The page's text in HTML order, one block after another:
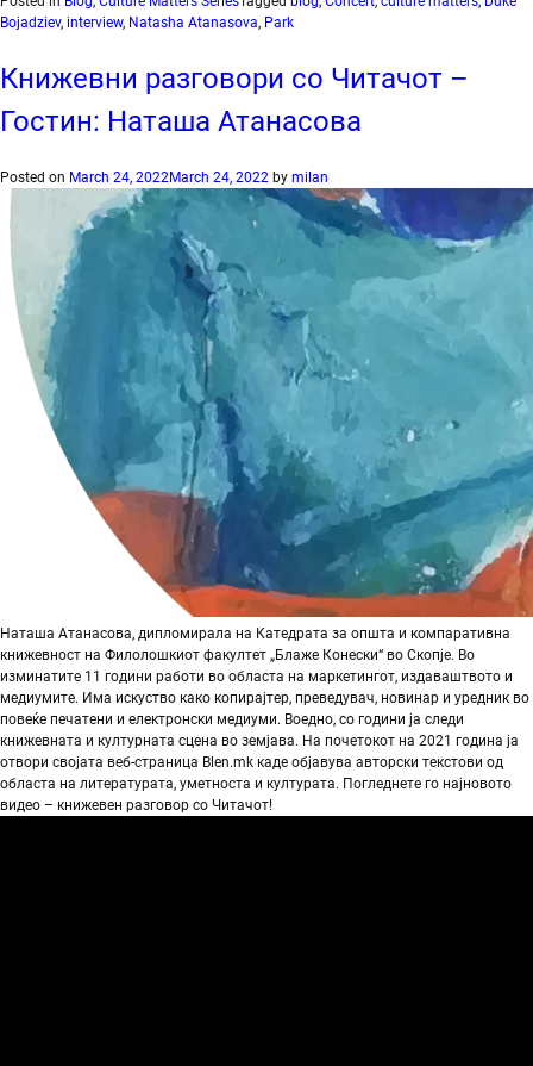
Bojadziev, interview, Natasha Atanasova, Park
Книжевни разговори со Читачот –
Гостин: Наташа Атанасова
Posted on March 24, 2022March 24, 2022 by milan
Наташа Атанасова, дипломирала на Катедрата за општа и компаративна
книжевност на Филолошкиот факултет „Блаже Конески“ во Скопје. Во
изминатите 11 години работи во областа на маркетингот, издаваштвото и
медиумите. Има искуство како копирајтер, преведувач, новинар и уредник во
повеќе печатени и електронски медиуми. Воедно, со години ја следи
книжевната и културната сцена во земјава. На почетокот на 2021 година ја
отвори својата веб-страница Blen.mk каде објавува авторски текстови од
областа на литературата, уметноста и културата. Погледнете го најновото
видео – книжевен разговор со Читачот!